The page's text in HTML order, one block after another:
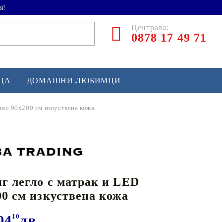
Централа:
0878 17 49 71
и софтбол
и лакрос
спортно оборудване
ДОМАШНИ ЛЮБИМЦИ
90x200 см изкуствена кожа
легло с матрак и LED
см изкуствена кожа
10